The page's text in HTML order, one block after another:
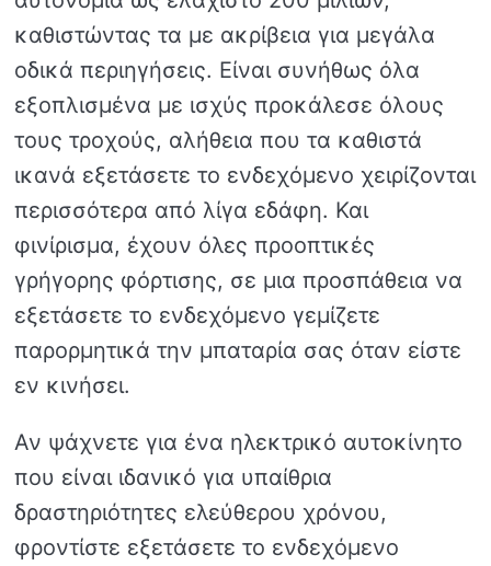
καθιστώντας τα με ακρίβεια για μεγάλα
οδικά περιηγήσεις. Είναι συνήθως όλα
εξοπλισμένα με ισχύς προκάλεσε όλους
τους τροχούς, αλήθεια που τα καθιστά
ικανά εξετάσετε το ενδεχόμενο χειρίζονται
περισσότερα από λίγα εδάφη. Και
φινίρισμα, έχουν όλες προοπτικές
γρήγορης φόρτισης, σε μια προσπάθεια να
εξετάσετε το ενδεχόμενο γεμίζετε
παρορμητικά την μπαταρία σας όταν είστε
εν κινήσει.
Αν ψάχνετε για ένα ηλεκτρικό αυτοκίνητο
που είναι ιδανικό για υπαίθρια
δραστηριότητες ελεύθερου χρόνου,
φροντίστε εξετάσετε το ενδεχόμενο